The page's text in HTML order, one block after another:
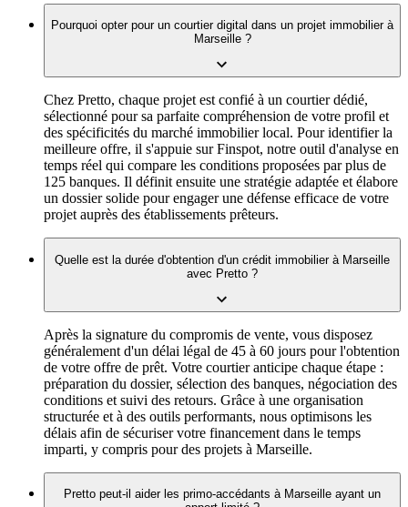
Pourquoi opter pour un courtier digital dans un projet immobilier à
Marseille ?
Chez Pretto, chaque projet est confié à un courtier dédié,
sélectionné pour sa parfaite compréhension de votre profil et
des spécificités du marché immobilier local. Pour identifier la
meilleure offre, il s'appuie sur Finspot, notre outil d'analyse en
temps réel qui compare les conditions proposées par plus de
125 banques. Il définit ensuite une stratégie adaptée et élabore
un dossier solide pour engager une défense efficace de votre
projet auprès des établissements prêteurs.
Quelle est la durée d'obtention d'un crédit immobilier à Marseille
avec Pretto ?
Après la signature du compromis de vente, vous disposez
généralement d'un délai légal de 45 à 60 jours pour l'obtention
de votre offre de prêt. Votre courtier anticipe chaque étape :
préparation du dossier, sélection des banques, négociation des
conditions et suivi des retours. Grâce à une organisation
structurée et à des outils performants, nous optimisons les
délais afin de sécuriser votre financement dans le temps
imparti, y compris pour des projets à Marseille.
Pretto peut-il aider les primo-accédants à Marseille ayant un